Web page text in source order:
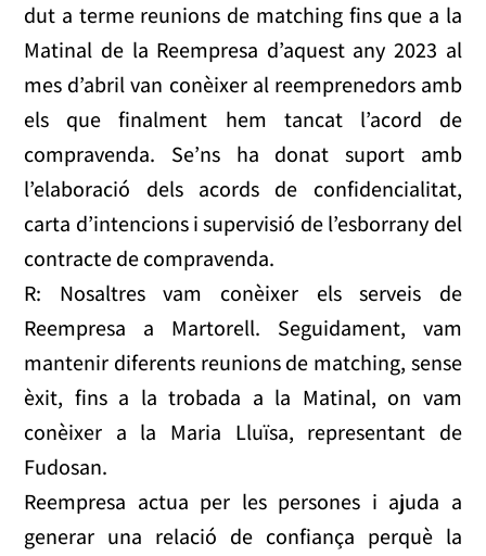
dut a terme reunions de matching fins que a la
Matinal de la Reempresa d’aquest any 2023 al
mes d’abril van conèixer al reemprenedors amb
els que finalment hem tancat l’acord de
compravenda. Se’ns ha donat suport amb
l’elaboració dels acords de confidencialitat,
carta d’intencions i supervisió de l’esborrany del
contracte de compravenda.
R: Nosaltres vam conèixer els serveis de
Reempresa a Martorell. Seguidament, vam
mantenir diferents reunions de matching, sense
èxit, fins a la trobada a la Matinal, on vam
conèixer a la Maria Lluïsa, representant de
Fudosan.
Reempresa actua per les persones i ajuda a
generar una relació de confiança perquè la